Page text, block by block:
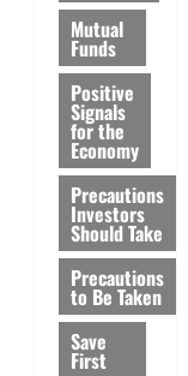
Mutual
Funds
Positive
Signals
for the
Economy
Precautions
Investors
Should Take
Precautions
to Be Taken
Save
First